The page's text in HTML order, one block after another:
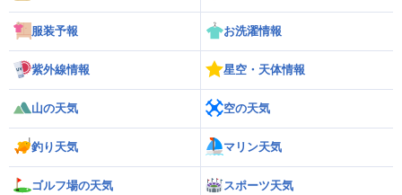
服装予報 お洗濯情報
紫外線情報 星空・天体情報
山の天気 空の天気
釣り天気 マリン天気
ゴルフ場の天気 スポーツ天気